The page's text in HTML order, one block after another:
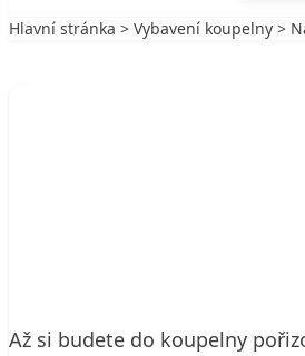
Hlavní stránka > Vybavení koupelny >
Až si budete do koupelny